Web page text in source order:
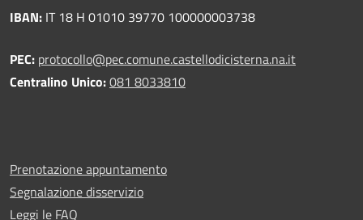
IBAN: IT 18 H 01010 39770 100000003738
PEC: protocollo@pec.comune.castellodicisterna.na.it
Centralino Unico:081 8033810
Prenotazione appuntamento
Segnalazione disservizio
Leggi le FAQ